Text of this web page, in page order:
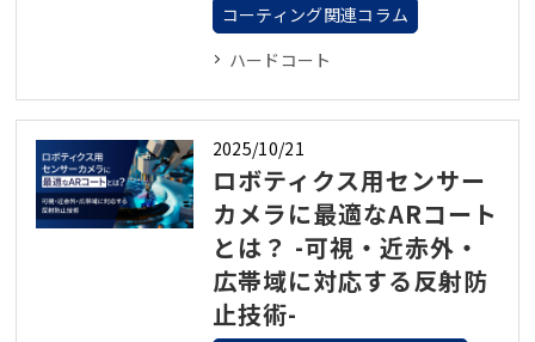
コーティング関連コラム
ハードコート
2025/10/21
ロボティクス用センサー
カメラに最適なARコート
とは？ -可視・近赤外・
広帯域に対応する反射防
止技術-